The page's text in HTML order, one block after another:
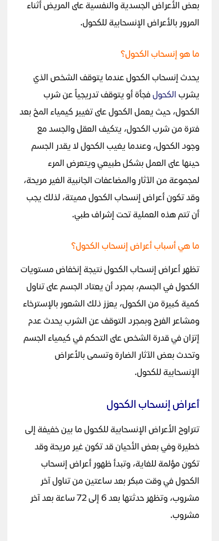
بعض الأعراض الجسدية والنفسية على المريض أثناء
المرور بالأعراض الإنسحابية للكحول.
ما هو إنسحاب الكحول؟
يحدث إنسحاب الكحول عندما يتوقف الشخص الذي
يشرب الكحولفجأة أو يتوقف تدريجياً عن شرب
الكحول، حيث يعمل الكحول على تغيير كيمياء المخ بعد
فترة من شرب الكحول، يتكيف العقل والجسد مع
وجود الكحول، وعندما يغيب الكحول لا يقدر الجسم
حينها على العمل بشكل طبيعي ويتعرض المرء
لمجموعة من الآثار والمضاعفات الجانبية الغير مريحة،
وقد تكون أعراض إنسحاب الكحول مميتة، لذلك يجب
أن تتم هذه العملية تحت إشراف طبي.
ما هي أسباب أعراض إنسحاب الكحول؟
تظهر أعراض إنسحاب الكحول نتيجة إنخفاض مستويات
الكحول في الجسم، بمجرد أن يعتاد الجسم على تناول
كمية كبيرة من الكحول، يعزز ذلك الشعور بالإسترخاء
ومشاعر الفرح وبمجرد التوقف عن الشرب يحدث عدم
إتزان في قدرة الشخص على التحكم في كيمياء الجسم
وتحدث بعض الآثار الضارة وتسمى بالأعراض
الإنسحابية للكحول.
أعراض إنسحاب الكحول
تتراوح الأعراض الإنسحابية للكحول ما بين خفيفة إلى
خطيرة وفي بعض الأحيان قد تكون غير مريحة وقد
تكون مؤلمة للغاية، وتبدأ ظهور أعراض إنسحاب
الكحول في وقت مبكر بعد ساعتين من تناول آخر
مشروب، وتظهر حدثتها بعد 6 إلى 72 ساعة بعد آخر
مشروب.